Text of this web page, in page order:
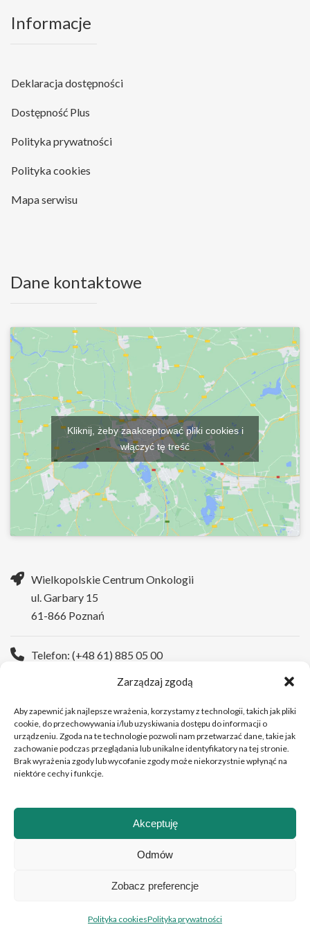
Zarządzaj zgodą
Aby zapewnić jak najlepsze wrażenia, korzystamy z technologii, takich jak pliki
cookie, do przechowywania i/lub uzyskiwania dostępu do informacji o
urządzeniu. Zgoda na te technologie pozwoli nam przetwarzać dane, takie jak
zachowanie podczas przeglądania lub unikalne identyfikatory na tej stronie.
Brak wyrażenia zgody lub wycofanie zgody może niekorzystnie wpłynąć na
niektóre cechy i funkcje.
Akceptuję
Odmów
Zobacz preferencje
Polityka cookiesPolityka prywatności
Informacje
Deklaracja dostępności
Dostępność Plus
Polityka prywatności
Polityka cookies
Mapa serwisu
Dane kontaktowe
Kliknij, żeby zaakceptować pliki cookies i
włączyć tę treść
Wielkopolskie Centrum Onkologii
ul. Garbary 15
61-866 Poznań
Telefon: (+48 61) 885 05 00
Copyright © 2026 Wielkopolskie Centrum Onkologii